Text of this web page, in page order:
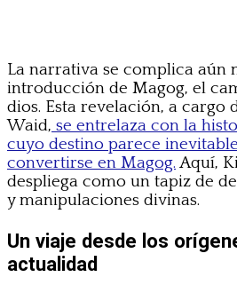
La narrativa se complica aún
introducción de Magog, el
dios. Esta revelación, a cargo
Waid, se entrelaza con la
cuyo destino parece
convertirse en Magog. Aquí,
despliega como un tapiz de
y manipulaciones divinas.
Un viaje desde los
actualidad